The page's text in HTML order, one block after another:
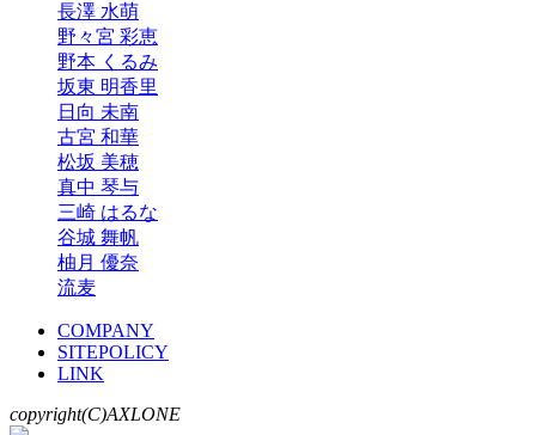
長澤 水萌
野々宮 彩恵
野本 くるみ
坂東 明香里
日向 未南
古宮 和華
松坂 美穂
真中 琴与
三崎 はるな
谷城 舞帆
柚月 優奈
流麦
COMPANY
SITEPOLICY
LINK
copyright(C)AXLONE